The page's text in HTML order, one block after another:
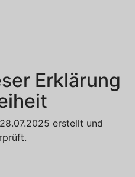
Erklärung
erstellt und